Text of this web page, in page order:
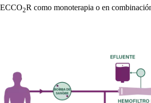
ECCO2R como monoterapia o en